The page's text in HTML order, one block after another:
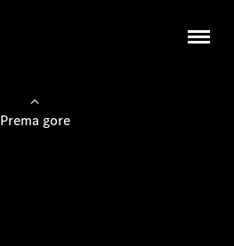
Prema gore